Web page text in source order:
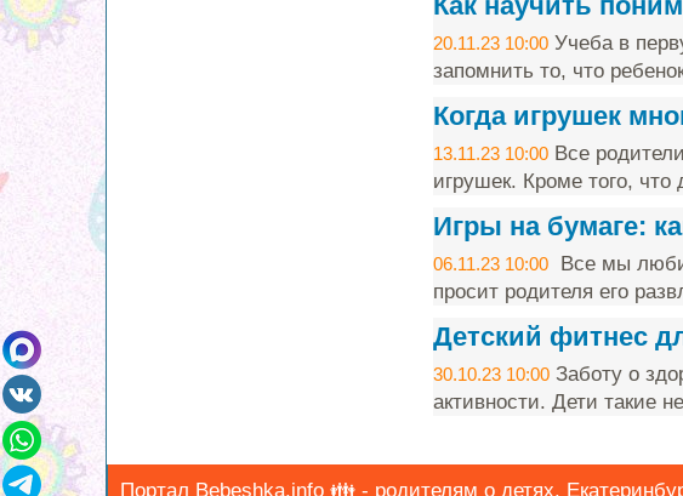
20.11.23 10:00Учеба в
запомнить то, что
Когда игрушек
13.11.23 10:00Все родители
игрушек. Кроме того,
Игры на бумаге:
06.11.23 10:00Все мы любим
просит родителя его
Детский фитнес
30.10.23 10:00Заботу о
активности. Дети такие
Портал Bebeshka.info 👪 - родителям о детях.